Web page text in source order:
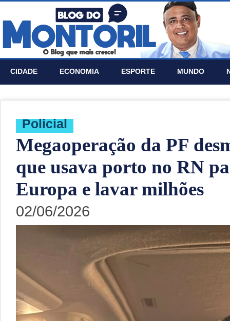
CIDADE ECONOMIA ESPORTE MUNDO
Policial
Megaoperação da PF
que usava porto no RN
Europa e lavar milhões
02/06/2026